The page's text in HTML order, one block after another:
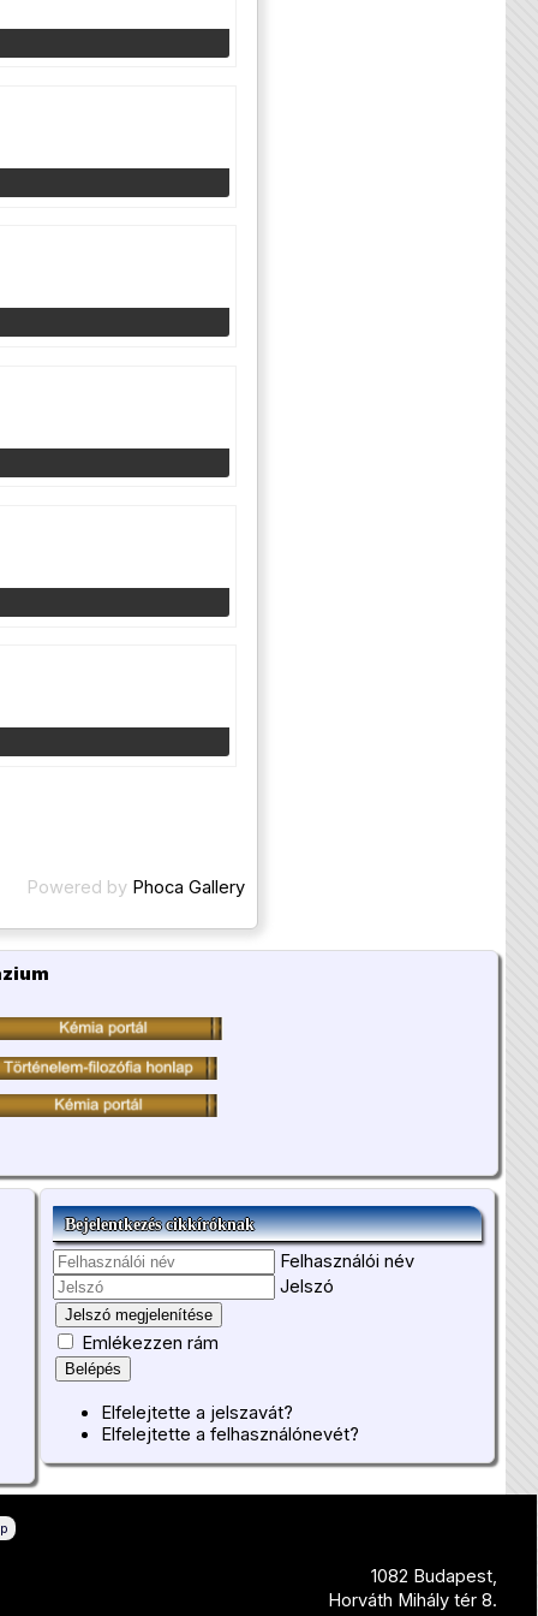
Powered by Phoca Gallery
Bejelentkezés cikkíróknak
Felhasználói név
Jelszó
Jelszó megjelenítése
Emlékezzen rám
Belépés
Elfelejtette a jelszavát?
Elfelejtette a felhasználónevét?
1082 Budapest,
Horváth Mihály tér 8.